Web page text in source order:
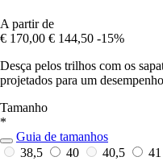
A partir de
€ 170,00 € 144,50 -15%
Desça pelos trilhos com os
projetados para um
Tamanho
*
Guia de tamanhos
38,5
40 40,5 41